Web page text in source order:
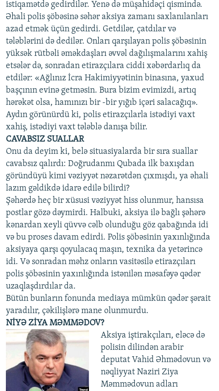
istiqamətdə gedirdilər. Yenə də müşahidəçi qismində.
Əhali polis şöbəsinə səhər aksiya zamanı saxlanılanları
azad etmək üçün gedirdi. Getdilər, çatdılar və
tələblərini də dedilər. Onları qarşılayan polis şöbəsinin
yüksək rütbəli əməkdaşları əvvəl dağılışmalarını xahiş
etsələr də, sonradan etirazçılara ciddi xəbərdarlıq da
etdilər: «Ağlınız İcra Hakimiyyətinin binasına, yaxud
başçının evinə getməsin. Bura bizim evimizdi, artıq
hərəkət olsa, hamınızı bir -bir yığıb içəri salacağıq».
Aydın görünürdü ki, polis etirazçılarla istədiyi vaxt
xahiş, istədiyi vaxt tələblə danışa bilir.
CAVABSIZ SUALLAR
Onu da deyim ki, belə situasiyalarda bir sıra suallar
cavabsız qalırdı: Doğrudanmı Qubada ilk baxışdan
göründüyü kimi vəziyyət nəzarətdən çıxmışdı, ya əhali
lazım gəldikdə idarə edilə bilirdi?
Şəhərdə heç bir xüsusi vəziyyət hiss olunmur, hansısa
postlar gözə dəymirdi. Halbuki, aksiya ilə bağlı şəhərə
kənardan xeyli qüvvə cəlb olunduğu göz qabağında idi
və bu proses davam edirdi. Polis şöbəsinin yaxınlığında
aksiyaya qarşı qoyulacaq maşın, texnika da yetərincə
idi. Və sonradan məhz onların vasitəsilə etirazçıları
polis şöbəsinin yaxınlığında istənilən məsafəyə qədər
uzaqlaşdırdılar da.
Bütün bunların fonunda mediaya mümkün qədər şərait
yaradılır, çəkilişlərə mane olunmurdu.
NİYƏ ZİYA MƏMMƏDOV?
Aksiya iştirakçıları, eləcə də
polisin dilindən arabir
deputat Vahid Əhmədovun və
nəqliyyat Naziri Ziya
Məmmədovun adları